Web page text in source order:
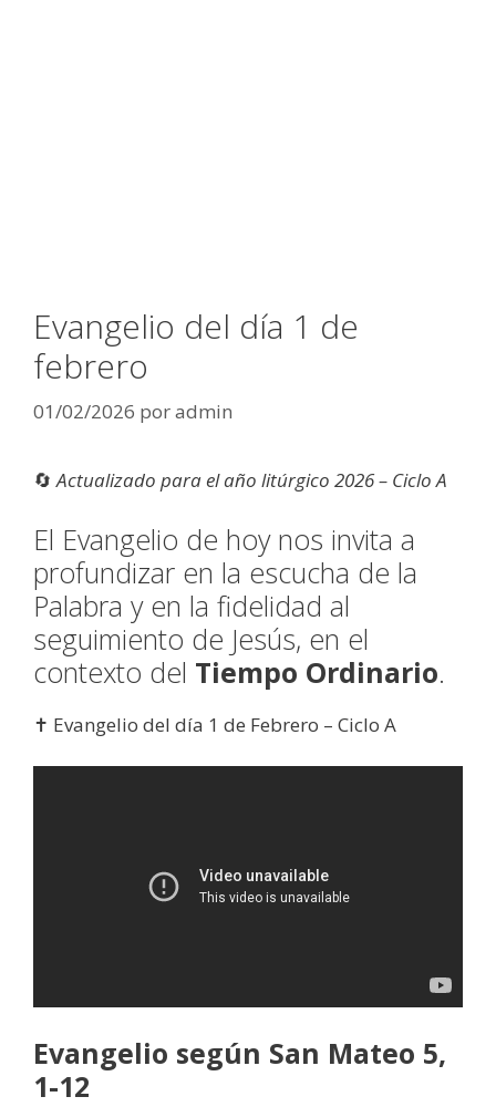
Evangelio del día 1 de
febrero
01/02/2026 poradmin
🔄Actualizado para el año litúrgico 2026 – Ciclo A
El Evangelio de hoy nos invita a
profundizar en la escucha de la
Palabra y en la fidelidad al
seguimiento de Jesús, en el
contexto del Tiempo Ordinario.
✝️ Evangelio del día 1 de Febrero – Ciclo A
Evangelio según San Mateo 5,
1-12